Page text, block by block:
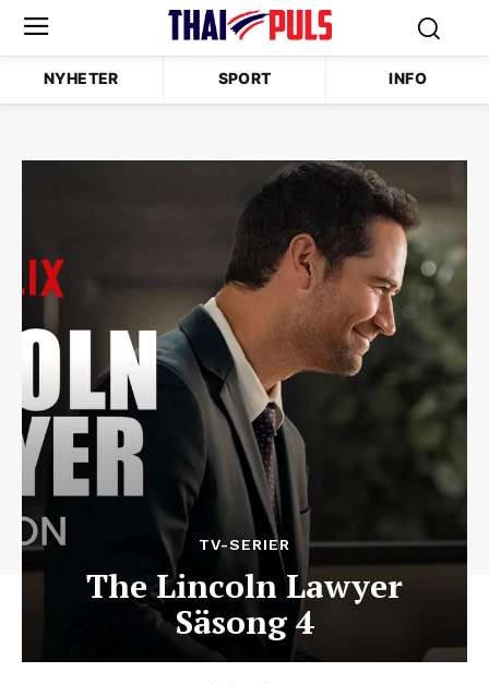
NYHETER SPORT INFO
TV-SERIER
The Lincoln Lawyer
Säsong 4